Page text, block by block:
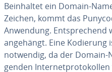
Be­inhal­tet ein Domain-
Zeichen, kommt das
Anwendung. Ent­spre­chend
angehängt. Eine Kodierung
notwendig, da der
gen­den